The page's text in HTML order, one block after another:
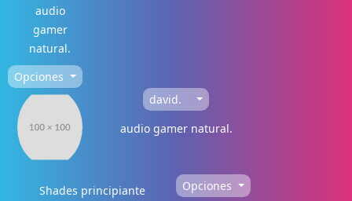
audio
gamer
natural.
Opciones
david.
audio gamer natural.
Shades principiante Opciones